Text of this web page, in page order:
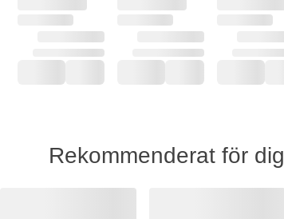
Rekommenderat för dig